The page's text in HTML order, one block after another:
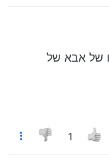
של אבא של
1